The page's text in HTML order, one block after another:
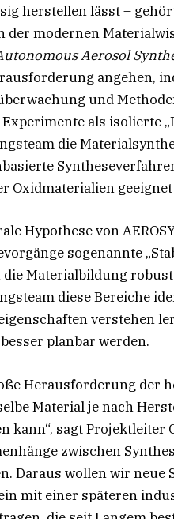
herstellen lässt –
der modernen
Aerosol
angehen,
und
als isolierte
die
Oxidmaterialien
Hypothese von
sogenannte
die Materialbildung
diese Bereiche
verstehen
planbar werden.
Herausforderung der
Material je nach
kann“, sagt Projektleiter
zwischen
Daraus wollen wir
mit einer späteren